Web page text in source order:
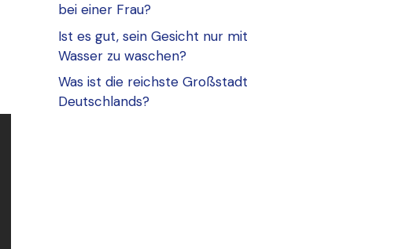
bei einer Frau?
Ist es gut, sein Gesicht nur mit
Wasser zu waschen?
Was ist die reichste Großstadt
Deutschlands?